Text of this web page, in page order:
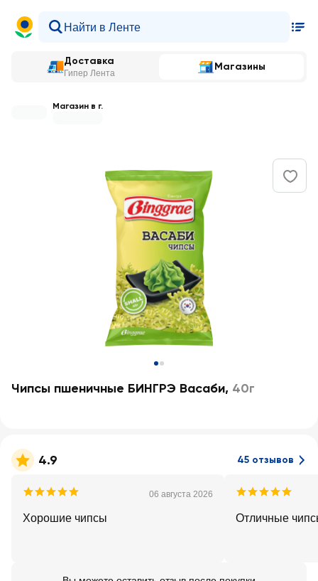
Доставка
Гипер Лента
Магазины
Магазин в г.
Чипсы пшеничные БИНГРЭ Васаби, 40г
4.9 45 отзывов
06 августа 2026
Хорошие чипсы Отличные